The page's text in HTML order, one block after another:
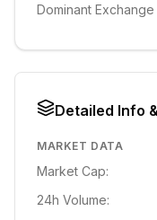
Dominant
Detailed Info
MARKET DATA
Market Cap:
24h Volume: